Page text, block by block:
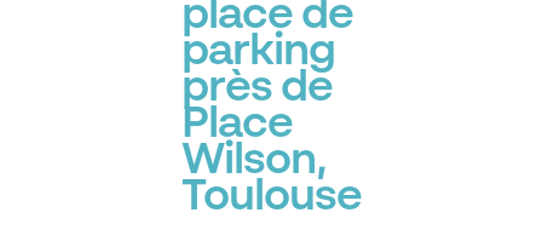
place de
parking
près de
Place
Wilson,
Toulouse